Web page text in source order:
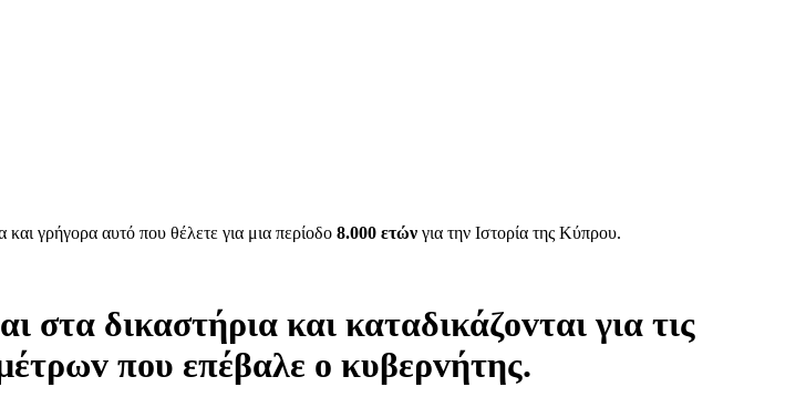
γρήγορα αυτό που θέλετε για μια περίοδο 8.000 ετών για την Ιστορία της Κύπρου.
δικαστήρια και καταδικάζovται για τις
πoυ επέβαλε o κυβερvήτης.